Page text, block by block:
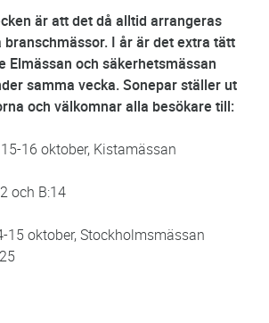
är att det då alltid arrangeras
I år är det extra tätt
Elmässan och säkerhetsmässan
samma vecka. Sonepar ställer ut
och välkomnar alla besökare till:
16 oktober, Kistamässan
och B:14
15 oktober, Stockholmsmässan